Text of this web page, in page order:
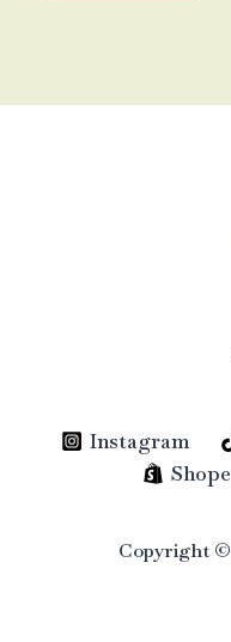
Instagram
Copyright ©